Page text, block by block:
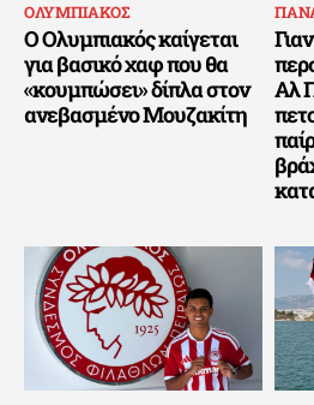
ΟΛΥΜΠΙΑΚΟΣ
Ο Ολυμπιακός καίγεται
για βασικό χαφ που θα
«κουμπώσει» δίπλα στον
ανεβασμένο Μουζακίτη
Αλ